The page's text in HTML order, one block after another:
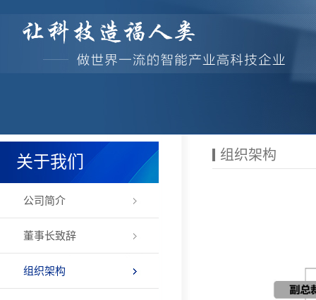
关于我们
公司简介
董事长致辞
组织架构
组织架构